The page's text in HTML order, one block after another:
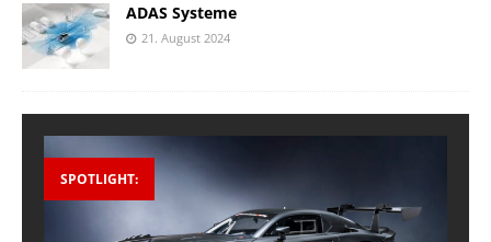
ADAS Systeme
21. August 2024
SPOTLIGHT: